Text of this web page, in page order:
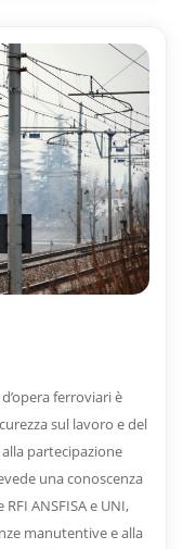
ferroviari è
sul lavoro e del
partecipazione
una conoscenza
ANSFISA e UNI,
manutentive e alla